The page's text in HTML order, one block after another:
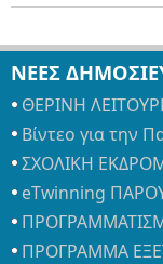
ΝΕΕΣ
ΘΕΡΙΝΗ
Βίντεο για την
ΣΧΟΛΙΚΗ
eTwinning
ΠΡΟΓΡΑΜΜΑ